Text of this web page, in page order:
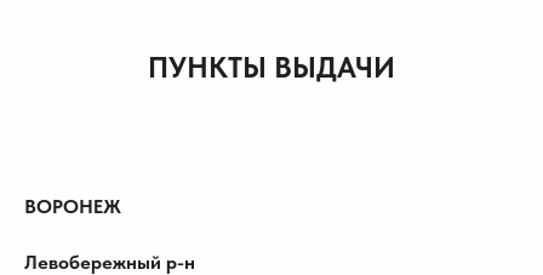
ПУНКТЫ ВЫДАЧИ
ВОРОНЕЖ
Левобережный р-н